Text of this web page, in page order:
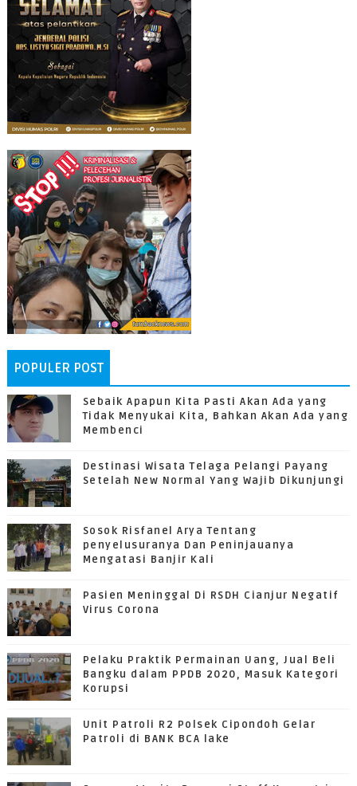
POPULER POST
Sebaik Apapun Kita Pasti Akan Ada yang
Tidak Menyukai Kita, Bahkan Akan Ada yang
Membenci
Destinasi Wisata Telaga Pelangi Payang
Setelah New Normal Yang Wajib Dikunjungi
Sosok Risfanel Arya Tentang
penyelusuranya Dan Peninjauanya
Mengatasi Banjir Kali
Pasien Meninggal Di RSDH Cianjur Negatif
Virus Corona
Pelaku Praktik Permainan Uang, Jual Beli
Bangku dalam PPDB 2020, Masuk Kategori
Korupsi
Unit Patroli R2 Polsek Cipondoh Gelar
Patroli di BANK BCA lake